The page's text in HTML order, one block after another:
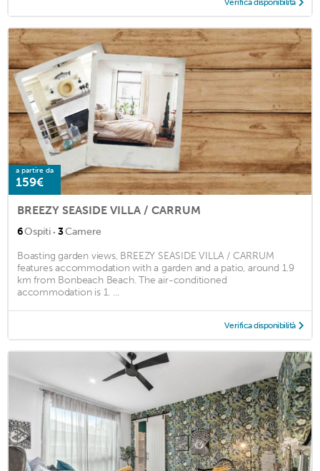
a partire da
159€
BREEZY SEASIDE VILLA / CARRUM
6Ospiti · 3Camere
Boasting garden views, BREEZY SEASIDE VILLA / CARRUM
features accommodation with a garden and a patio, around 1.9
km from Bonbeach Beach. The air-conditioned
accommodation is 1. ...
Verifica disponibilità